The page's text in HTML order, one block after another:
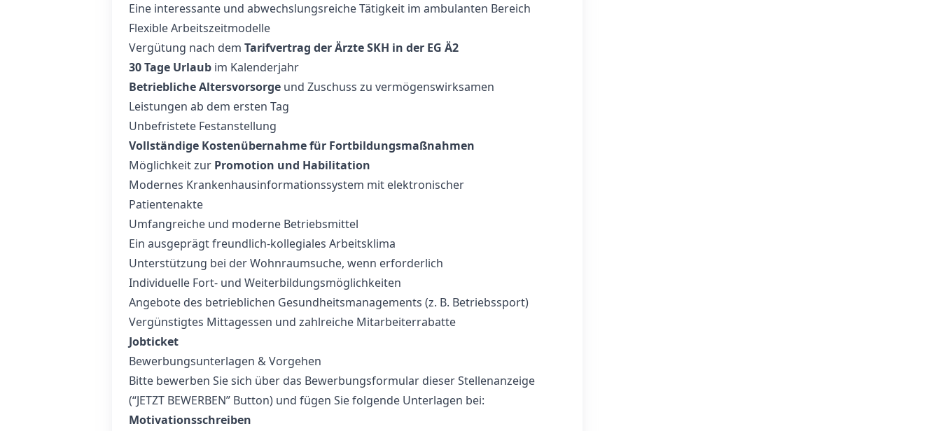
Eine interessante und abwechslungsreiche Tätigkeit im ambulanten Bereich
Flexible Arbeitszeitmodelle
Vergütung nach dem Tarifvertrag der Ärzte SKH in der EG Ä2
30 Tage Urlaub im Kalenderjahr
Betriebliche Altersvorsorge und Zuschuss zu vermögenswirksamen
Leistungen ab dem ersten Tag
Unbefristete Festanstellung
Vollständige Kostenübernahme für Fortbildungsmaßnahmen
Möglichkeit zur Promotion und Habilitation
Modernes Krankenhausinformationssystem mit elektronischer
Patientenakte
Umfangreiche und moderne Betriebsmittel
Ein ausgeprägt freundlich-kollegiales Arbeitsklima
Unterstützung bei der Wohnraumsuche, wenn erforderlich
Individuelle Fort‑ und Weiterbildungsmöglichkeiten
Angebote des betrieblichen Gesundheitsmanagements (z. B. Betriebssport)
Vergünstigtes Mittagessen und zahlreiche Mitarbeiterrabatte
Jobticket
Bewerbungsunterlagen & Vorgehen
Bitte bewerben Sie sich über das Bewerbungsformular dieser Stellenanzeige
(“JETZT BEWERBEN” Button) und fügen Sie folgende Unterlagen bei:
Motivationsschreiben